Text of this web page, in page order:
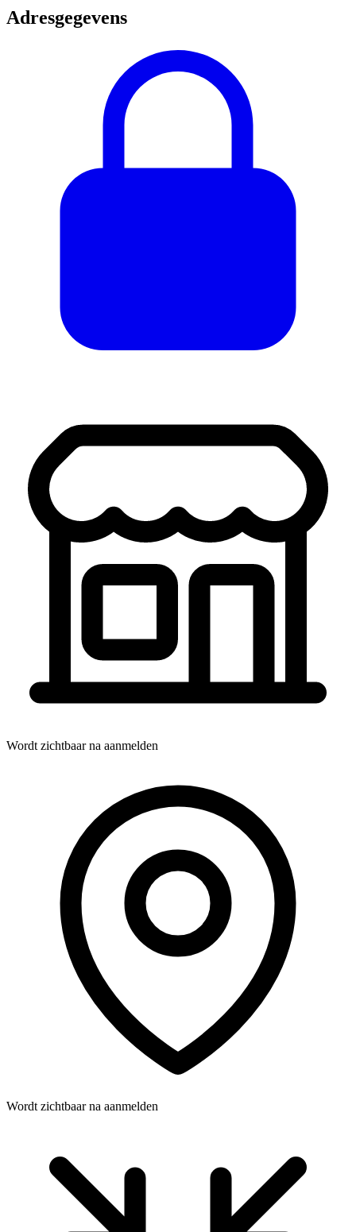
Adresgegevens
Wordt zichtbaar na aanmelden
Wordt zichtbaar na aanmelden